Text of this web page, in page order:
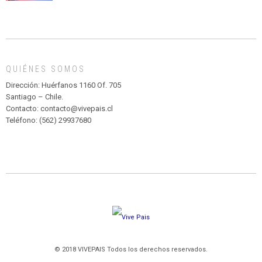
MADAGASCAR
PARQUE
HURATDO
QUIÉNES SOMOS
Dirección: Huérfanos 1160 Of. 705
Santiago – Chile.
Contacto: contacto@vivepais.cl
Teléfono: (562) 29937680
© 2018 VIVEPAIS Todos los derechos reservados.